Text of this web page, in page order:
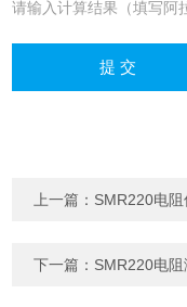
请输入计算结果（填写阿
上一篇： SMR220电
下一篇： SMR220电